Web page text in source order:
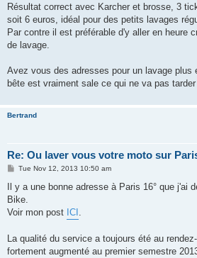
Résultat correct avec Karcher et brosse, 3
soit 6 euros, idéal pour des petits lavages
Par contre il est préférable d'y aller en heure
de lavage.
Avez vous des adresses pour un lavage plus
bête est vraiment sale ce qui ne va pas
Bertrand
Re: Ou laver vous votre moto sur
P
s
t
Tue Nov 12, 2013 10:50 am
Il y a une bonne adresse à Paris 16° que j'ai
Bike.
Voir mon post ICI .
La qualité du service a toujours été au
fortement augmenté au premier semestre